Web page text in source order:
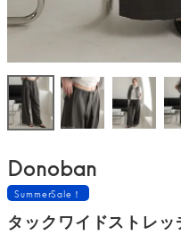
Donoban
SummerSale！
タックワイドストレ